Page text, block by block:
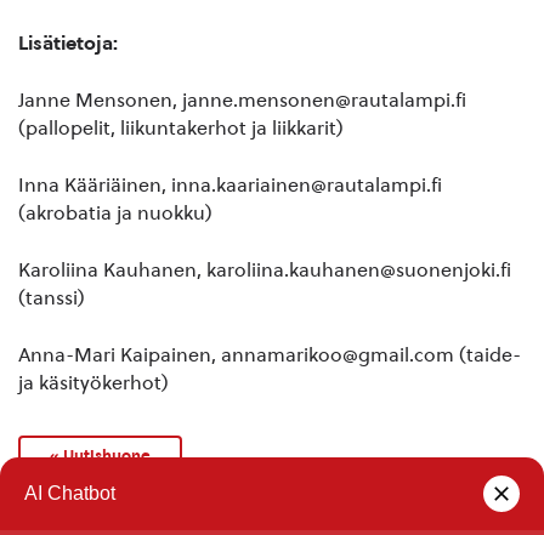
Lisätietoja:
Janne Mensonen, janne.mensonen@rautalampi.fi
(pallopelit, liikuntakerhot ja liikkarit)
Inna Kääriäinen, inna.kaariainen@rautalampi.fi
(akrobatia ja nuokku)
Karoliina Kauhanen, karoliina.kauhanen@suonenjoki.fi
(tanssi)
Anna-Mari Kaipainen, annamarikoo@gmail.com (taide-
ja käsityökerhot)
« Uutishuone